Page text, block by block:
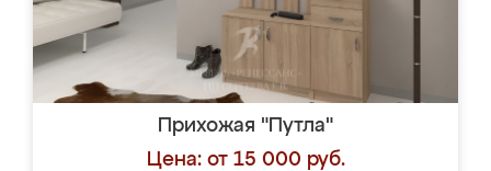
Прихожая "Путла"
Цена: от 15 000 руб.